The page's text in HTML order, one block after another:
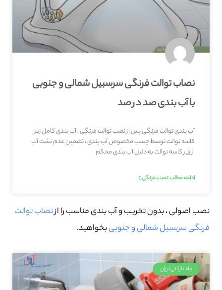
نصاب توالت فرنگی سرسبیل شمالی و جنوبی
با آب بندی صد در صد
آب بندی توالت فرنگی پس از نصب توالت فرنگی ، آب بندی کامل زیر
کاسه توالت توسط چسب مخصوص آب بندی ، تضمین عدم نشت آب
از زیر کاسه توالت به دلیل آب بندی محکم
ادامه مطلب نصب فرنگی »
نصب اصولی ، بدون تخریب و آب بندی مناسب را ازنصاب توالت
فرنگی سرسبیل شمالی و جنوبیبخواهید.
چاه بازکنی ارزان